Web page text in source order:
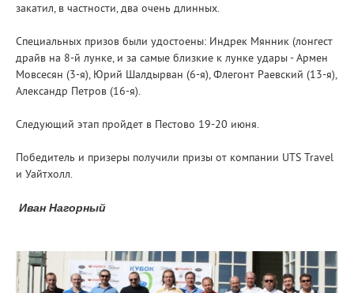
закатил, в частности, два очень длинных.
Специальных призов были удостоены: Индрек Мянник (лонгест
драйв на 8-й лунке, и за самые близкие к лунке удары - Армен
Мовсесян (3-я), Юрий Шалдырван (6-я), Флегонт Раевский (13-я),
Александр Петров (16-я).
Следующий этап пройдет в Пестово 19-20 июня.
Победитель и призеры получили призы от компании UTS Travel
и Уайтхолл.
Иван Нагорный